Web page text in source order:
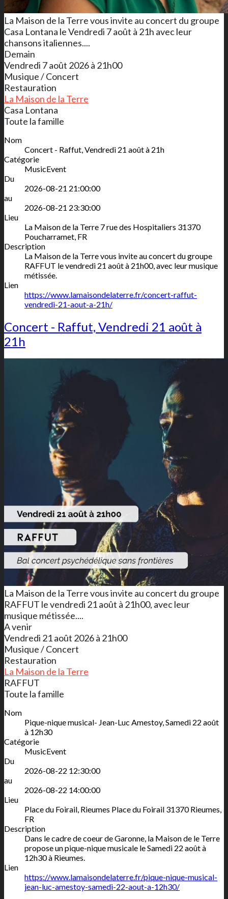
La Maison de la Terre vous invite au concert du groupe
Casa Lontana le Vendredi 7 août à 21h avec leur
chansons italiennes....
Demain
Vendredi 7 août 2026 à 21h00
Musique / Concert
Restauration
La Maison de la Terre
Casa Lontana
Toute la famille
Nom
Concert - Raffut, Vendredi 21 août à 21h
Catégorie
MusicEvent
Du
2026-08-21 21:00:00
au
2026-08-21 23:30:00
Lieu
La Maison de la Terre 7 rue des Hospitaliers 31370
Poucharramet FR
Description
La Maison de la Terre vous invite au concert du groupe
RAFFUT le vendredi 21 août à 21h00, avec leur musique
métissée.
Lien
https://www.lamaisondelaterre.fr/concert-raffut-
vendredi-21-aout-a-21h/
Concert - Raffut, Vendredi 21 août à
21h
La Maison de la Terre vous invite au concert du groupe
RAFFUT le vendredi 21 août à 21h00, avec leur
musique métissée....
A venir
Vendredi 21 août 2026 à 21h00
Musique / Concert
Restauration
La Maison de la Terre
RAFFUT
Toute la famille
Nom
Pique-nique musical- Jean-Luc Amestoy, Samedi 22 août
à 12h30
Catégorie
MusicEvent
Du
2026-08-22 12:30:00
au
2026-08-22 14:00:00
Lieu
Place du Foirail, Rieumes Place du Foirail 31370 Rieumes,
FR
Description
Dans le cadre de coeur de Garonne, la Maison de le Terre
propose un pique-nique musicale le Samedi 22 août à
12h30 à Rieumes.
Lien
https://www.lamaisondelaterre.fr/pique-nique-musical-
jean-luc-amestoy-samedi-22-aout-a-12h30/